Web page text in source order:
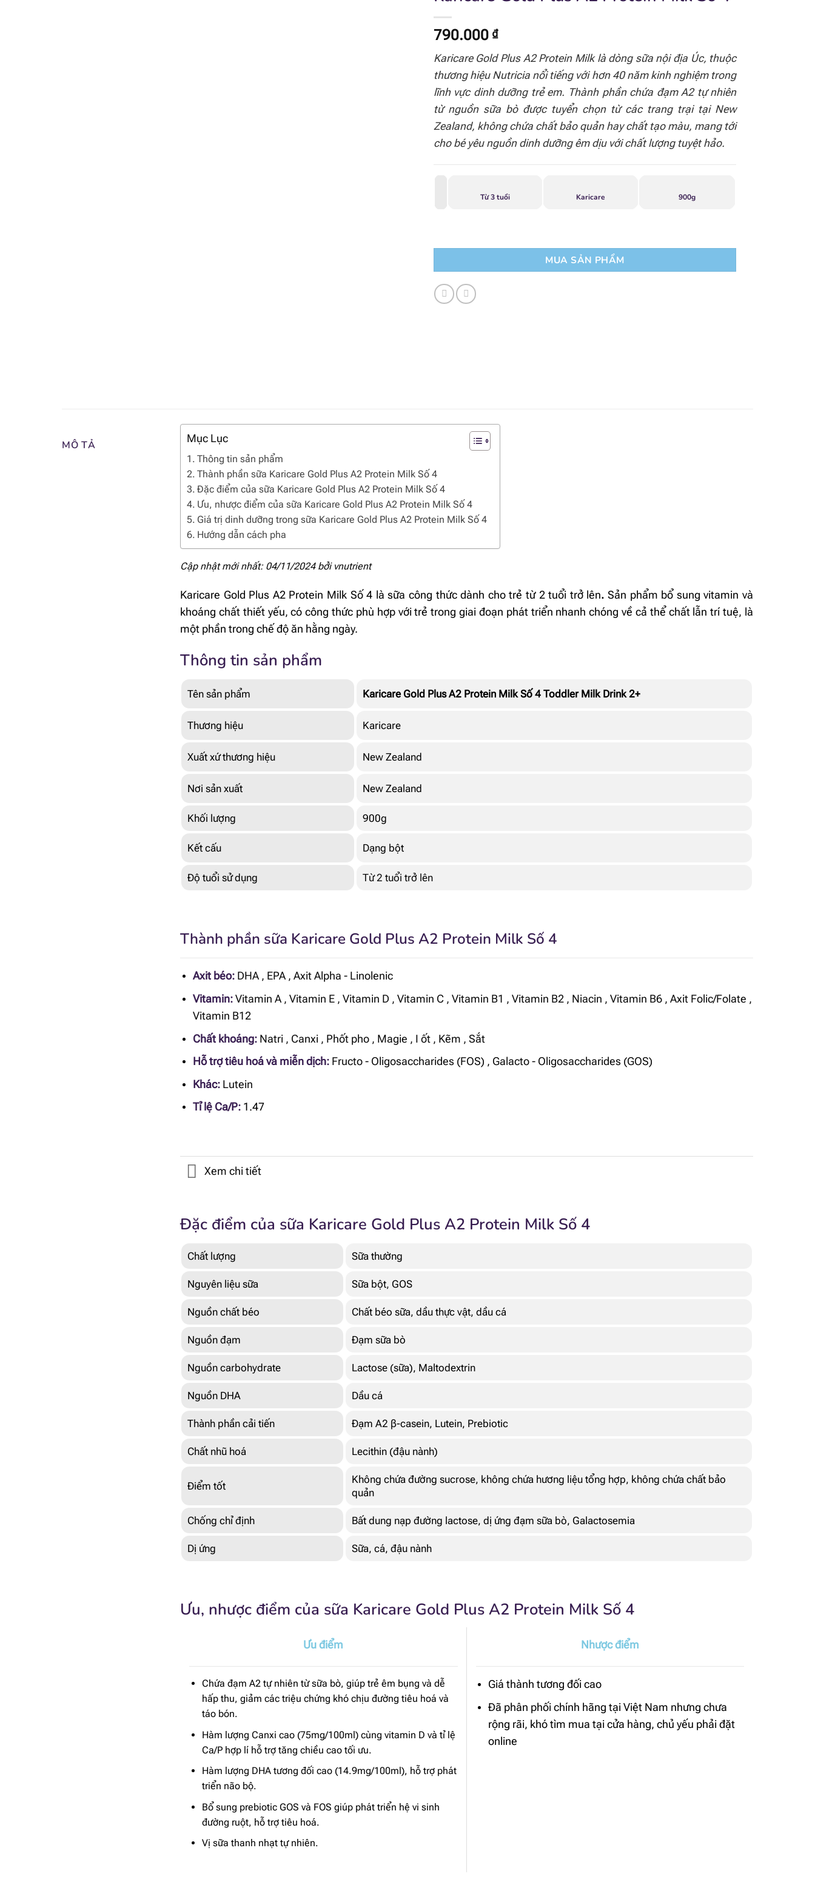
790.000 ₫
Karicare Gold Plus A2 Protein Milk là dòng sữa nội địa Úc, thuộc
thương hiệu Nutricia nổi tiếng với hơn 40 năm kinh nghiệm trong
lĩnh vực dinh dưỡng trẻ em. Thành phần chứa đạm A2 tự nhiên
từ nguồn sữa bò được tuyển chọn từ các trang trại tại New
Zealand, không chứa chất bảo quản hay chất tạo màu, mang tới
cho bé yêu nguồn dinh dưỡng êm dịu với chất lượng tuyệt hảo.
Từ 3 tuổi Karicare 900g
MUA SẢN PHẨM
MÔ TẢ Mục Lục
Thông tin sản phẩm
Thành phần sữa Karicare Gold Plus A2 Protein Milk Số 4
Đặc điểm của sữa Karicare Gold Plus A2 Protein Milk Số 4
Ưu, nhược điểm của sữa Karicare Gold Plus A2 Protein Milk Số 4
Giá trị dinh dưỡng trong sữa Karicare Gold Plus A2 Protein Milk Số 4
Hướng dẫn cách pha
Cập nhật mới nhất: 04/11/2024 bởi vnutrient
Karicare Gold Plus A2 Protein Milk Số 4 là sữa công thức dành cho trẻ từ 2 tuổi trở lên.Sản phẩm bổ sung vitamin và
khoáng chất thiết yếu, có công thức phù hợp với trẻ trong giai đoạn phát triển nhanh chóng về cả thể chất lẫn trí tuệ, là
một phần trong chế độ ăn hằng ngày.
Thông tin sản phẩm
Tên sản phẩm Karicare Gold Plus A2 Protein Milk Số 4 Toddler Milk Drink 2+
Thương hiệu Karicare
Xuất xứ thương hiệu New Zealand
Nơi sản xuất New Zealand
Khối lượng 900g
Kết cấu Dạng bột
Độ tuổi sử dụng Từ 2 tuổi trở lên
Thành phần sữa Karicare Gold Plus A2 Protein Milk Số 4
Axit béo: DHA, EPA, Axit Alpha - Linolenic
Vitamin: Vitamin A, Vitamin E, Vitamin D , Vitamin C, Vitamin B1 , Vitamin B2, Niacin , Vitamin B6, Axit Folic/Folate ,
Vitamin B12
Chất khoáng: Natri, Canxi, Phốt pho, Magie , I ốt, Kẽm , Sắt
Hỗ trợ tiêu hoá và miễn dịch: Fructo - Oligosaccharides (FOS) , Galacto - Oligosaccharides (GOS)
Khác: Lutein
Tỉ lệ Ca/P:1.47
Xem chi tiết
Đặc điểm của sữa Karicare Gold Plus A2 Protein Milk Số 4
Chất lượng Sữa thường
Nguyên liệu sữa Sữa bột, GOS
Nguồn chất béo Chất béo sữa, dầu thực vật, dầu cá
Nguồn đạm Đạm sữa bò
Nguồn carbohydrate Lactose (sữa), Maltodextrin
Nguồn DHA Dầu cá
Thành phần cải tiến Đạm A2 β-casein, Lutein, Prebiotic
Chất nhũ hoá Lecithin (đậu nành)
Điểm tốt
Không chứa đường sucrose, không chứa hương liệu tổng hợp, không chứa chất bảo
quản
Chống chỉ định Bất dung nạp đường lactose, dị ứng đạm sữa bò, Galactosemia
Dị ứng Sữa, cá, đậu nành
Ưu, nhược điểm của sữa Karicare Gold Plus A2 Protein Milk Số 4
Ưu điểm
Chứa đạm A2 tự nhiên từ sữa bò, giúp trẻ êm bụng và dễ
hấp thu, giảm các triệu chứng khó chịu đường tiêu hoá và
táo bón.
Hàm lượng Canxi cao (75mg/100ml) cùng vitamin D và tỉ lệ
Ca/P hợp lí hỗ trợ tăng chiều cao tối ưu.
Hàm lượng DHA tương đối cao (14.9mg/100ml), hỗ trợ phát
triển não bộ.
Bổ sung prebiotic GOS và FOS giúp phát triển hệ vi sinh
đường ruột, hỗ trợ tiêu hoá.
Vị sữa thanh nhạt tự nhiên.
Nhược điểm
Giá thành tương đối cao
Đã phân phối chính hãng tại Việt Nam nhưng chưa
rộng rãi, khó tìm mua tại cửa hàng, chủ yếu phải đặt
online